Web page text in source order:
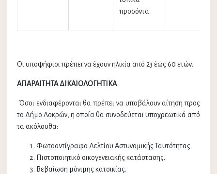
προσόντα
Οι υποψήφιοι πρέπει να έχουν ηλικία από 23 έως 60 ετών.
ΑΠΑΡΑΙΤΗΤΑ ΔΙΚΑΙΟΛΟΓΗΤΙΚΑ
Όσοι ενδιαφέρονται θα πρέπει να υποβάλουν αίτηση προς
το Δήμο Λοκρών, η οποία θα συνοδεύεται υποχρεωτικά από
τα ακόλουθα:
Φωτοαντίγραφο Δελτίου Αστυνομικής Ταυτότητας.
Πιστοποιητικό οικογενειακής κατάστασης.
Βεβαίωση μόνιμης κατοικίας.